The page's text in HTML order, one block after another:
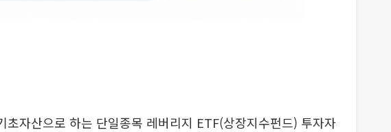
초자산으로 하는 단일종목 레버리지 ETF(상장지수펀드) 투자자